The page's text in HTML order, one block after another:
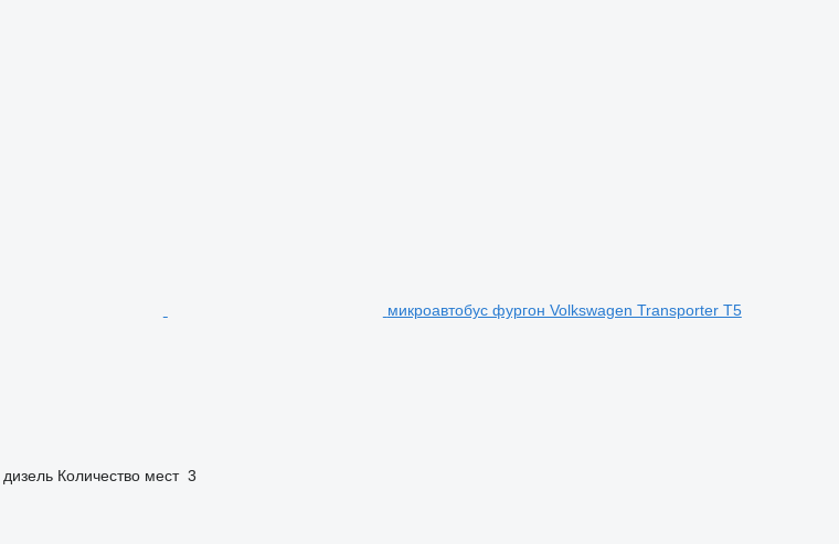
микроавтобус фургон Volkswagen Transporter T5
дизель Количество мест 3